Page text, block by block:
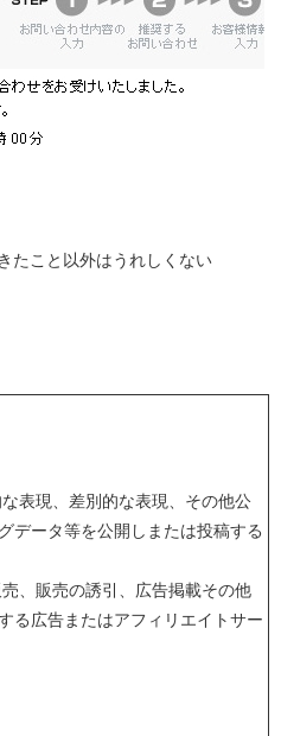
たこと以外はうれしくない
表現、差別的な表現、その他公
データ等を公開しまたは投稿する
、販売の誘引、広告掲載その他
る広告またはアフィリエイトサー